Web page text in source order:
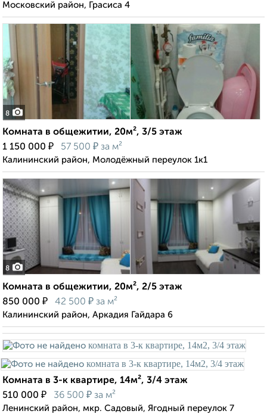
Московский район, Грасиса 4
8
Комната в общежитии, 20м², 3/5 этаж
1 150 000 ₽ 57 500 ₽ за м²
Калининский район, Молодёжный переулок 1к1
8
Комната в общежитии, 20м², 2/5 этаж
850 000 ₽ 42 500 ₽ за м²
Калининский район, Аркадия Гайдара 6
Комната в 3-к квартире, 14м², 3/4 этаж
510 000 ₽ 36 500 ₽ за м²
Ленинский район, мкр. Садовый, Ягодный переулок 7